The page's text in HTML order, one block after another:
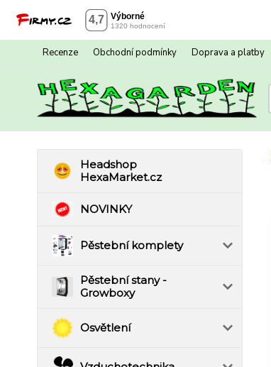
Recenze Obchodní podmínky Doprava a platby
Headshop
HexaMarket.cz
NOVINKY
Pěstební komplety
Pěstební stany -
Growboxy
Osvětlení